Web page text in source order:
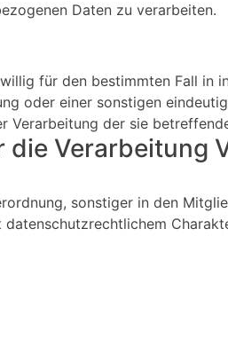
Daten zu verarbeiten.
für den bestimmten Fall in
oder einer sonstigen
der sie
Verarbeitung
sonstiger in den